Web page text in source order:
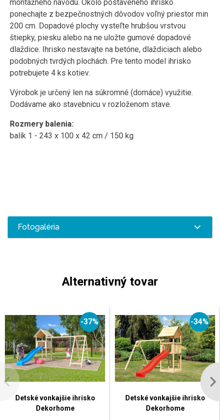
montážneho návodu. Okolo postaveného ihrisko
ponechajte z bezpečnostných dôvodov voľný priestor min
200 cm. Dopadové plochy vysteľte hrubšou vrstvou
štiepky, piesku alebo na ne uložte gumové dopadové
dlaždice. Ihrisko nestavajte na betóne, dlaždiciach alebo
podobných tvrdých plochách. Pre tento model ihrisko
potrebujete 4 ks kotiev.
Výrobok je určený len na súkromné ​​(domáce) využitie.
Dodávame ako stavebnicu v rozloženom stave.
Rozmery balenia:
balík 1 - 243 x 100 x 42 cm / 150 kg
Fotogaléria
Alternativný tovar
-37%
Detské vonkajšie ihrisko
Dekorhome
-34%
Detské vonkajšie ihrisko
Dekorhome